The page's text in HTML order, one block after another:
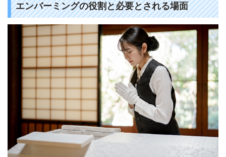
エンバーミングの役割と必要とされる場面